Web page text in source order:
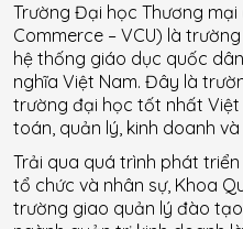
Trường Đại học Thương
Commerce – VCU) là
hệ thống giáo dục quốc
nghĩa Việt Nam. Đây là
trường đại học tốt nhất Việt
toán, quản lý, kinh doanh
Trải qua quá trình phát
tổ chức và nhân sự, Khoa
trường giao quản lý đào